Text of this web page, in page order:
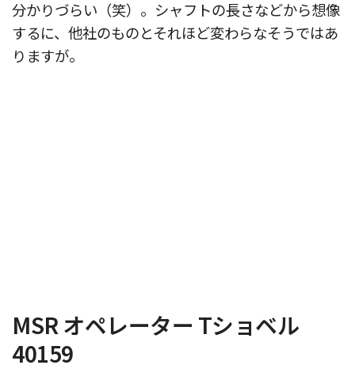
分かりづらい（笑）。シャフトの長さなどから想像
するに、他社のものとそれほど変わらなそうではあ
りますが。
MSR オペレーター Tショベル
40159